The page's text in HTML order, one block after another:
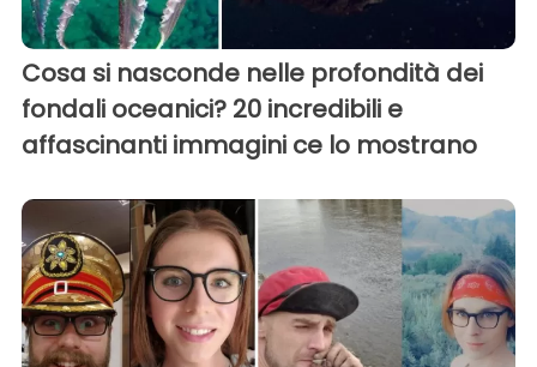
Cosa si nasconde nelle profondità dei
fondali oceanici? 20 incredibili e
affascinanti immagini ce lo mostrano